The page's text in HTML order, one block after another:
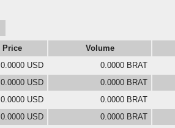
Price Volume
0.0000 USD 0.0000 BRAT
0.0000 USD 0.0000 BRAT
0.0000 USD 0.0000 BRAT
0.0000 USD 0.0000 BRAT